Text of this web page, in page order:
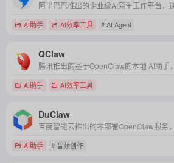
AI助手 AI效率工具 # AI Agent
QClaw
AI助手 AI效率工具
DuClaw
AI助手 # 音频创作